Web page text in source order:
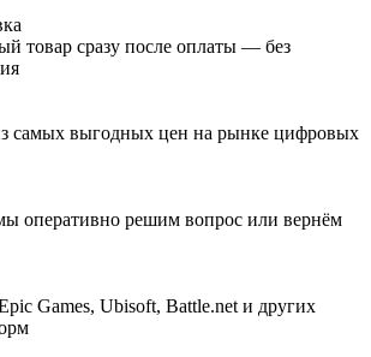
товар сразу после оплаты — без
самых выгодных цен на рынке цифровых
оперативно решим вопрос или вернём
Games, Ubisoft, Battle.net и других